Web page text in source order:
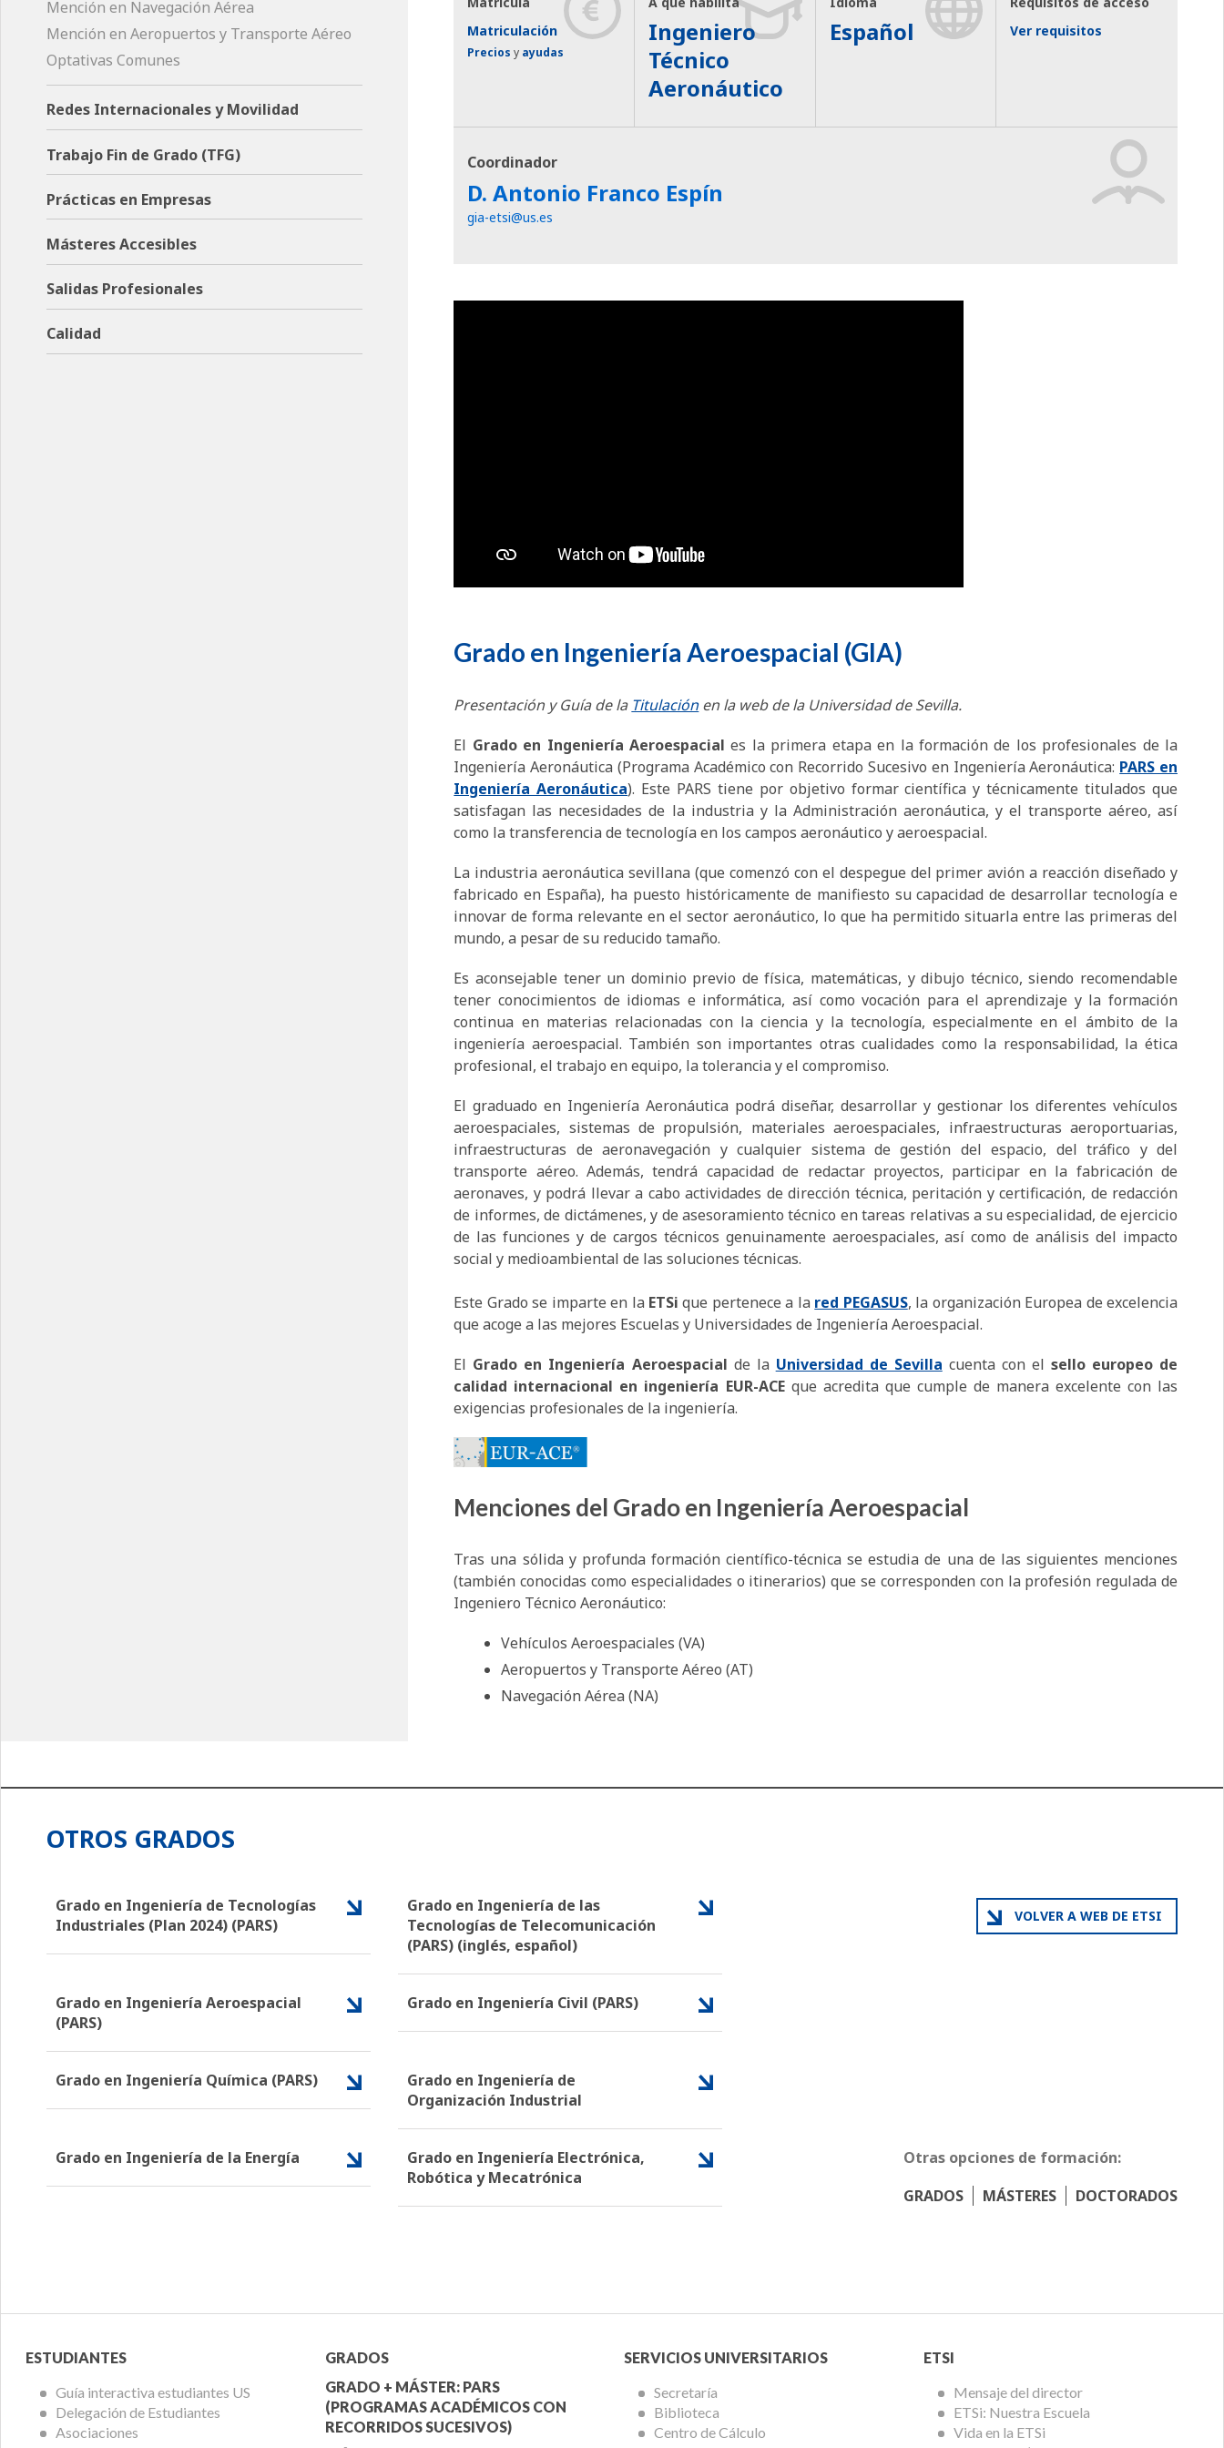
Matriculación
Precios y ayudas
Ingeniero
Técnico
Aeronáutico
Español
Ver requisitos
Coordinador
D. Antonio Franco Espín
gia-etsi@us.es
Grado en Ingeniería Aeroespacial (GIA)
Presentación y Guía de la Titulaciónen la web de la Universidad de Sevilla.
El Grado en Ingeniería Aeroespaciales la primera etapa en la formación de los profesionales de la
Ingeniería Aeronáutica (Programa Académico con Recorrido Sucesivo en Ingeniería Aeronáutica: PARS en
Ingeniería Aeronáutica). Este PARS tiene por objetivo formar científica y técnicamente titulados que
satisfagan las necesidades de la industria y la Administración aeronáutica, y el transporte aéreo, así
como la transferencia de tecnología en los campos aeronáutico y aeroespacial.
La industria aeronáutica sevillana (que comenzó con el despegue del primer avión a reacción diseñado y
fabricado en España), ha puesto históricamente de manifiesto su capacidad de desarrollar tecnología e
innovar de forma relevante en el sector aeronáutico, lo que ha permitido situarla entre las primeras del
mundo, a pesar de su reducido tamaño.
Es aconsejable tener un dominio previo de física, matemáticas, y dibujo técnico, siendo recomendable
tener conocimientos de idiomas e informática, así como vocación para el aprendizaje y la formación
continua en materias relacionadas con la ciencia y la tecnología, especialmente en el ámbito de la
ingeniería aeroespacial. También son importantes otras cualidades como la responsabilidad, la ética
profesional, el trabajo en equipo, la tolerancia y el compromiso.
El graduado en Ingeniería Aeronáutica podrá diseñar, desarrollar y gestionar los diferentes vehículos
aeroespaciales, sistemas de propulsión, materiales aeroespaciales, infraestructuras aeroportuarias,
infraestructuras de aeronavegación y cualquier sistema de gestión del espacio, del tráfico y del
transporte aéreo. Además, tendrá capacidad de redactar proyectos, participar en la fabricación de
aeronaves, y podrá llevar a cabo actividades de dirección técnica, peritación y certificación, de redacción
de informes, de dictámenes, y de asesoramiento técnico en tareas relativas a su especialidad, de ejercicio
de las funciones y de cargos técnicos genuinamente aeroespaciales, así como de análisis del impacto
social y medioambiental de las soluciones técnicas.
Este Grado se imparte en la ETSique pertenece a la red PEGASUS, la organización Europea de excelencia
que acoge a las mejores Escuelas y Universidades de Ingeniería Aeroespacial.
El Grado en Ingeniería Aeroespacial de la Universidad de Sevilla cuenta con el sello europeo de
calidad internacional en ingeniería EUR-ACE que acredita que cumple de manera excelente con las
exigencias profesionales de la ingeniería.
Menciones del Grado en Ingeniería Aeroespacial
Tras una sólida y profunda formación científico-técnica se estudia de una de las siguientes menciones
(también conocidas como especialidades o itinerarios) que se corresponden con la profesión regulada de
Ingeniero Técnico Aeronáutico:
Vehículos Aeroespaciales (VA)
Aeropuertos y Transporte Aéreo (AT)
Navegación Aérea (NA)
Mención en Navegación Aérea
Mención en Aeropuertos y Transporte Aéreo
Optativas Comunes
Redes Internacionales y Movilidad
Trabajo Fin de Grado (TFG)
Prácticas en Empresas
Másteres Accesibles
Salidas Profesionales
Calidad
OTROS GRADOS
Grado en Ingeniería de Tecnologías
Industriales (Plan 2024) (PARS)
Grado en Ingeniería de las
Tecnologías de Telecomunicación
(PARS) (inglés, español)
Grado en Ingeniería Aeroespacial
(PARS)
Grado en Ingeniería Civil (PARS)
Grado en Ingeniería Química (PARS)
Grado en Ingeniería de
Organización Industrial
Grado en Ingeniería de la Energía
Grado en Ingeniería Electrónica,
Robótica y Mecatrónica
VOLVER A WEB DE ETSI
Otras opciones de formación:
GRADOS
MÁSTERES DOCTORADOS
Menú
Alumnos
ESTUDIANTES
Guía interactiva estudiantes US
Delegación de Estudiantes
Asociaciones
Menú
Oferta
Académica
GRADOS
GRADO + MÁSTER: PARS
(PROGRAMAS ACADÉMICOS CON
RECORRIDOS SUCESIVOS)
Menú
Servicios
Universitarios
SERVICIOS UNIVERSITARIOS
Secretaría
Biblioteca
Centro de Cálculo
Menú
ETSi
ETSI
Mensaje del director
ETSi: Nuestra Escuela
Vida en la ETSi